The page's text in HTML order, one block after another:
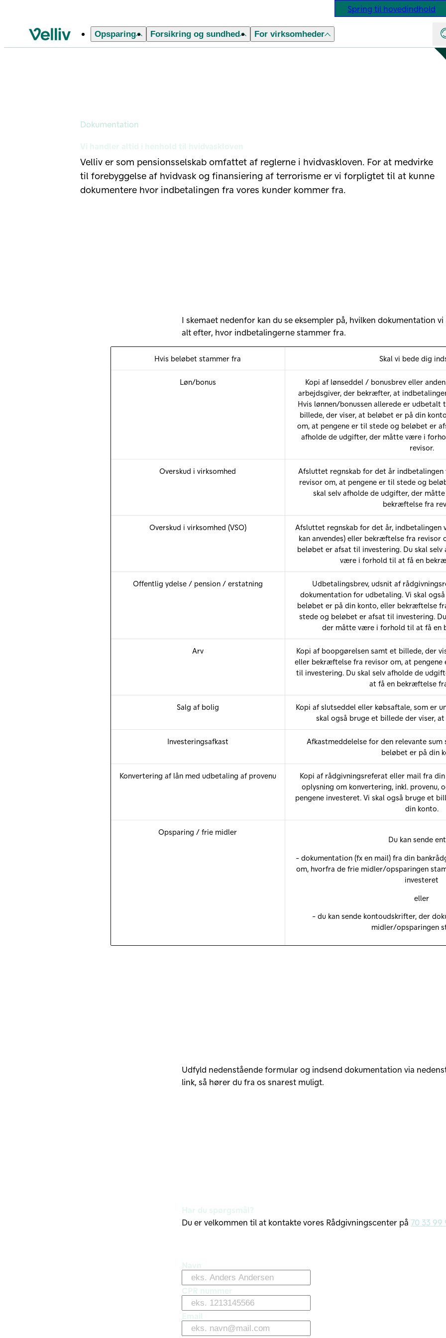
Spring til hovedindhold
Velliv startside
Opsparing Forsikring og sundhed For virksomheder
Vi handler altid i henhold til hvidvaskloven
Dokumentation
Velliv er som pensionsselskab omfattet af reglerne i hvidvaskloven. For at medvirke
til forebyggelse af hvidvask og finansiering af terrorisme er vi forpligtet til at kunne
dokumentere hvor indbetalingen fra vores kunder kommer fra.
I skemaet nedenfor kan du se eksempler på, hvilken dokumentation vi
alt efter, hvor indbetalingerne stammer fra.
Hvis beløbet stammer fra Skal vi bede dig
Løn/bonus
Kopi af lønseddel / bonusbrev eller
arbejdsgiver, der bekræfter, at
Hvis lønnen/bonussen allerede er udbetalt
billede, der viser, at beløbet er på din
om, at pengene er til stede og beløbet er
afholde de udgifter, der måtte være i
revisor.
Overskud i virksomhed
Afsluttet regnskab for det år
revisor om, at pengene er til stede og
skal selv afholde de udgifter, der
bekræftelse fra
Overskud i virksomhed (VSO)
Afsluttet regnskab for det år, indbetalingen
kan anvendes) eller bekræftelse fra revisor
beløbet er afsat til investering. Du skal
være i forhold til at få en
Offentlig ydelse / pension / erstatning
Udbetalingsbrev, udsnit af
dokumentation for udbetaling. Vi skal
beløbet er på din konto, eller bekræftelse
stede og beløbet er afsat til investering.
der måtte være i forhold til at få en
Arv
Kopi af boopgørelsen samt et billede, der
eller bekræftelse fra revisor om, at
til investering. Du skal selv afholde de
at få en bekræftelse
Salg af bolig
Kopi af slutseddel eller købsaftale, som er
skal også bruge et billede der viser,
Investeringsafkast
Afkastmeddelelse for den relevante
beløbet er på din
Konvertering af lån med udbetaling af provenu
Kopi af rådgivningsreferat eller mail fra
oplysning om konvertering, inkl. provenu,
pengene investeret. Vi skal også bruge et
din konto.
Opsparing / frie midler
Du kan sende
- dokumentation (fx en mail) fra din
om, hvorfra de frie midler/opsparingen
investeret
eller
- du kan sende kontoudskrifter, der
midler/opsparingen
Udfyld nedenstående formular og indsend dokumentation via
link, så hører du fra os snarest muligt.
Har du spørgsmål?
Du er velkommen til at kontakte vores Rådgivningscenter på70 33 99
Navn
CPR nummer
Email